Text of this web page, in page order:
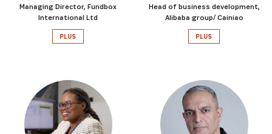
Managing Director, Fundbox
International Ltd
PLUS
Head of business development,
Alibaba group/ Cainiao
PLUS